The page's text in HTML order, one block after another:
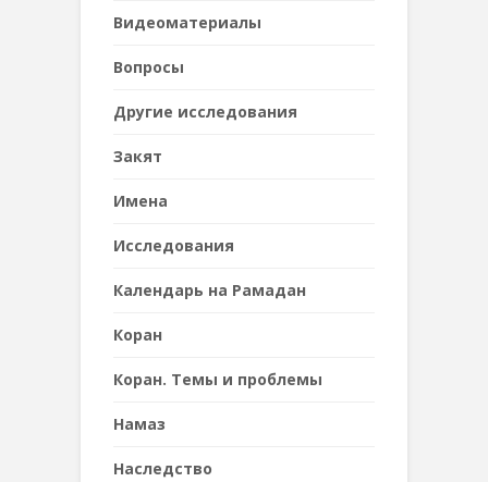
Видеоматериалы
Вопросы
Другие исследования
Закят
Имена
Исследования
Календарь на Рамадан
Коран
Коран. Темы и проблемы
Намаз
Наследствo